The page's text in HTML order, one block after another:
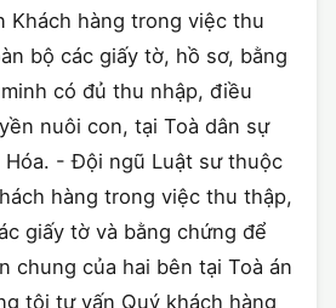
Khách hàng trong việc thu
bộ các giấy tờ, hồ sơ, bằng
có đủ thu nhập, điều
nuôi con, tại Toà dân sự
Hóa. - Đội ngũ Luật sư thuộc
hàng trong việc thu thập,
giấy tờ và bằng chứng để
chung của hai bên tại Toà án
tôi tư vấn Quý khách hàng